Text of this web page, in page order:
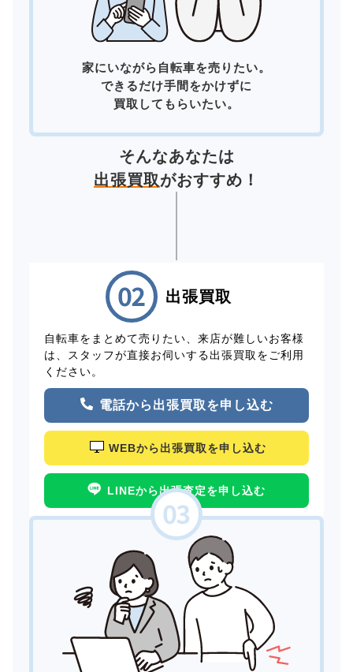
家にいながら自転車を売りたい。
できるだけ手間をかけずに
買取してもらいたい。
そんなあなたは
出張買取がおすすめ！
出張買取
自転車をまとめて売りたい、来店が難しいお客様
は、スタッフが直接お伺いする出張買取をご利用
ください。
電話から出張買取を申し込む
WEBから出張買取を申し込む
LINEから出張査定を申し込む